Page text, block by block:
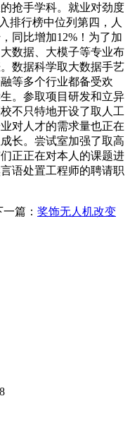
抢手学科。就业对劲度
排行榜中位列第四，人
同比增加12%！为了加
数据、大模子等专业布
数据科学取大数据手艺
等多个行业都备受欢
。参取项目研发和立异
不只特地开设了取人工
对人才的需求量也正在
长。尝试室加强了取高
正正在对本人的课题进
语处置工程师的聘请职
一篇： 奖饰无人机改变